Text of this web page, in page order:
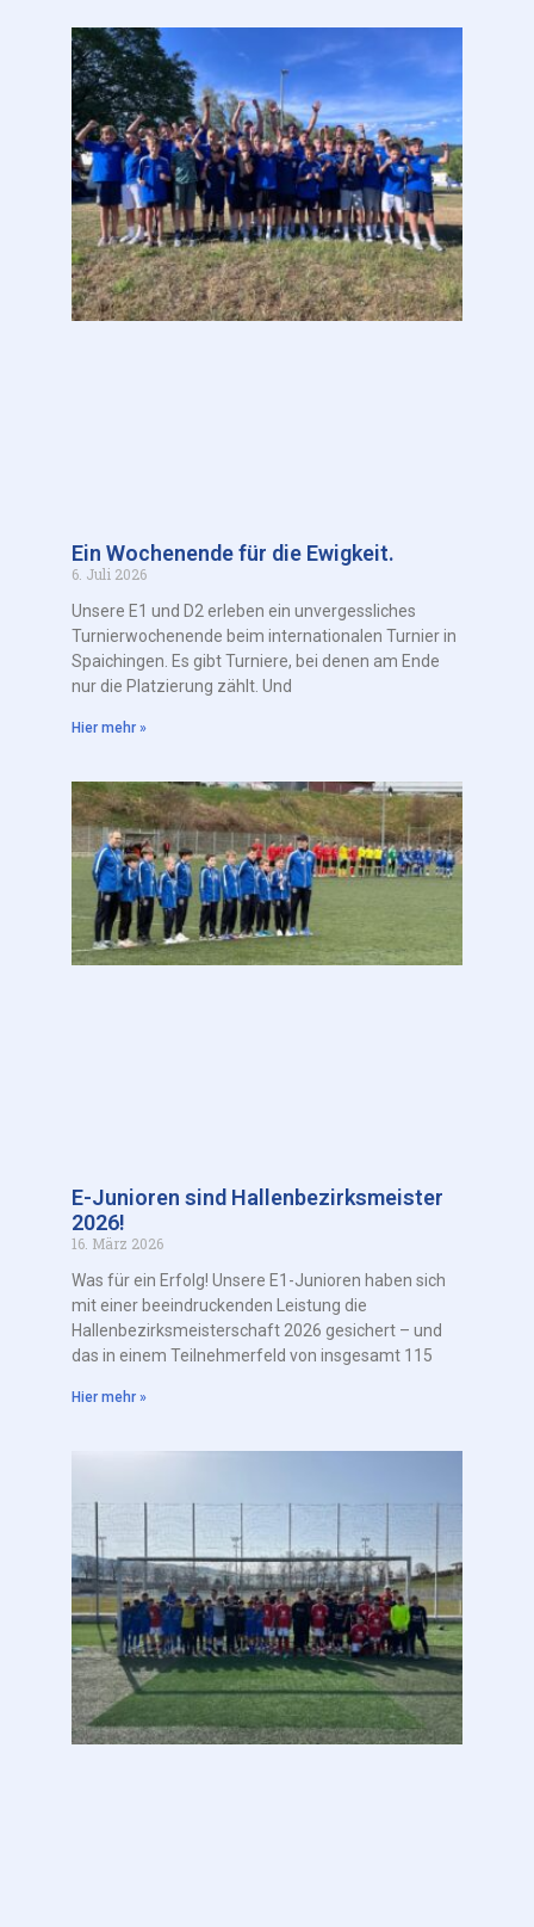
Ein Wochenende für die Ewigkeit.
6. Juli 2026
Unsere E1 und D2 erleben ein unvergessliches
Turnierwochenende beim internationalen Turnier in
Spaichingen. Es gibt Turniere, bei denen am Ende
nur die Platzierung zählt. Und
Hier mehr »
E-Junioren sind Hallenbezirksmeister
2026!
16. März 2026
Was für ein Erfolg! Unsere E1-Junioren haben sich
mit einer beeindruckenden Leistung die
Hallenbezirksmeisterschaft 2026 gesichert – und
das in einem Teilnehmerfeld von insgesamt 115
Hier mehr »